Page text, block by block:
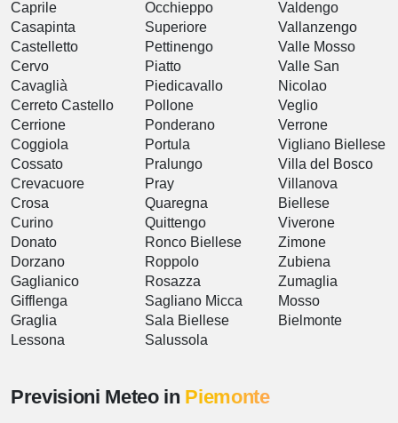
Caprile
Casapinta
Castelletto
Cervo
Cavaglià
Cerreto Castello
Cerrione
Coggiola
Cossato
Crevacuore
Crosa
Curino
Donato
Dorzano
Gaglianico
Gifflenga
Graglia
Lessona
Occhieppo
Superiore
Pettinengo
Piatto
Piedicavallo
Pollone
Ponderano
Portula
Pralungo
Pray
Quaregna
Quittengo
Ronco Biellese
Roppolo
Rosazza
Sagliano Micca
Sala Biellese
Salussola
Valdengo
Vallanzengo
Valle Mosso
Valle San
Nicolao
Veglio
Verrone
Vigliano Biellese
Villa del Bosco
Villanova
Biellese
Viverone
Zimone
Zubiena
Zumaglia
Mosso
Bielmonte
Previsioni Meteo in Piemonte